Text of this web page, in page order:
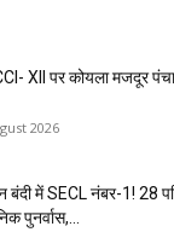
XII पर कोयला मजदूर
2026
बंदी में SECL नंबर-1! 28
पुनर्वास,...